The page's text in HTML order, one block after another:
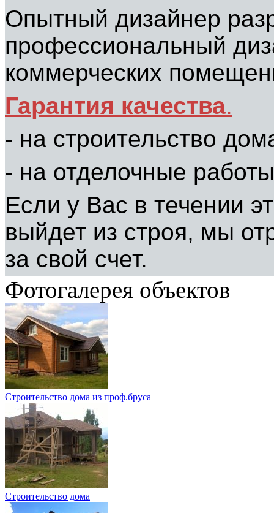
Опытный дизайнер
профессиональный
коммерческих
Гарантия качества.
- на строительство
- на отделочные
Если у Вас в течении
выйдет из строя, мы
за свой счет.
Фотогалерея объектов
Строительство дома из проф.бруса
Строительство дома